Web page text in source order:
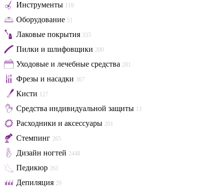
Инструменты 119
Оборудование 51
Лаковые покрытия 335
Пилки и шлифовщики 200
Уходовые и лечебные средства 201
Фрезы и насадки 367
Кисти 127
Средства индивидуальной защиты 13
Расходники и аксессуары 201
Стемпинг 265
Дизайн ногтей 2448
Педикюр 261
Депиляция 29